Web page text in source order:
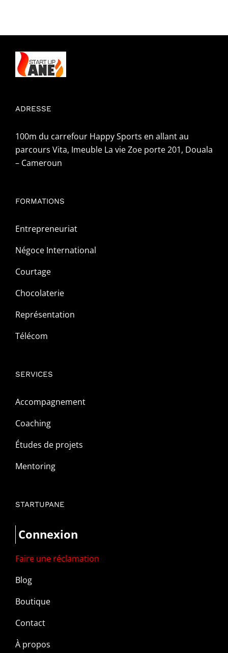
ADRESSE
100m du carrefour Happy Sports en allant au
parcours Vita, Imeuble La vie Zoe porte 201, Douala
– Cameroun
FORMATIONS
Entrepreneuriat
Négoce International
Courtage
Chocolaterie
Représentation
Télécom
SERVICES
Accompagnement
Coaching
Études de projets
Mentoring
STARTUPANE
Connexion
Faire une réclamation
Blog
Boutique
Contact
À propos